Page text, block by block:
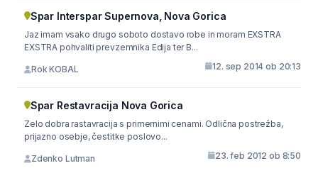
Spar Interspar Supernova, Nova Gorica
Jaz imam vsako drugo soboto dostavo robe in moram EXSTRA
EXSTRA pohvaliti prevzemnika Edija ter B...
Rok KOBAL 12. sep 2014 ob 20:13
Spar Restavracija Nova Gorica
Zelo dobra rastavracija s primernimi cenami. Odlična postrežba,
prijazno osebje, čestitke poslovo...
Zdenko Lutman 23. feb 2012 ob 8:50